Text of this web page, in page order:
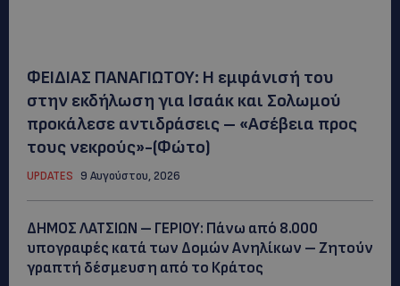
ΦΕΙΔΙΑΣ ΠΑΝΑΓΙΩΤΟΥ: Η εμφάνισή του
στην εκδήλωση για Ισαάκ και Σολωμού
προκάλεσε αντιδράσεις – «Ασέβεια προς
τους νεκρούς»-(Φώτο)
UPDATES 9 Αυγούστου, 2026
ΔΗΜΟΣ ΛΑΤΣΙΩΝ – ΓΕΡΙΟΥ: Πάνω από 8.000
υπογραφές κατά των Δομών Ανηλίκων – Ζητούν
γραπτή δέσμευση από το Κράτος